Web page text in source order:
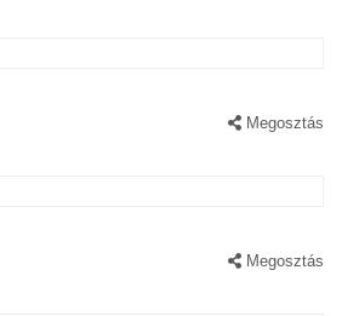
Megosztás
Megosztás